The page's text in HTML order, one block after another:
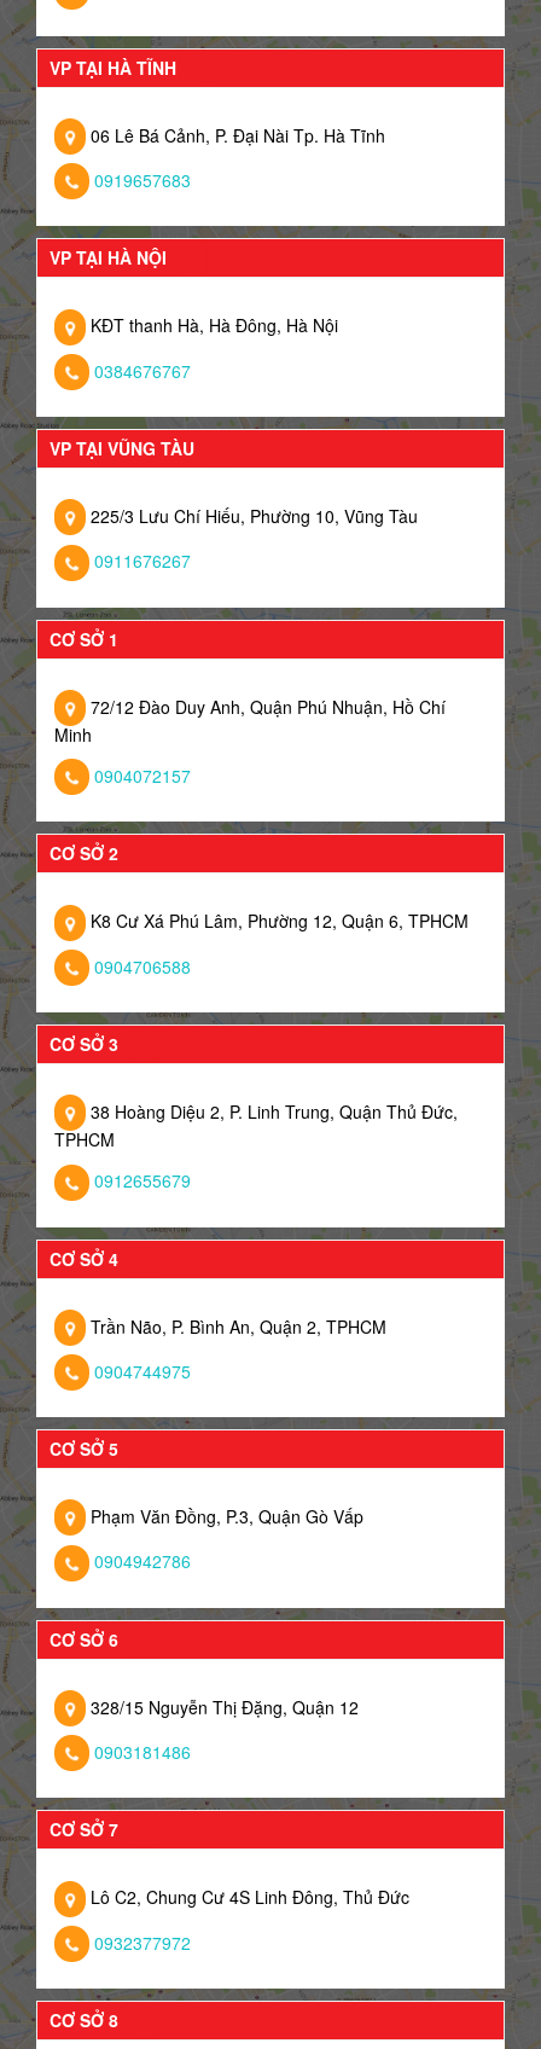
VP TẠI HÀ TĨNH
06 Lê Bá Cảnh, P. Đại Nài Tp. Hà Tĩnh
0919657683
VP TẠI HÀ NỘI
KĐT thanh Hà, Hà Đông, Hà Nội
0384676767
VP TẠI VŨNG TÀU
225/3 Lưu Chí Hiếu, Phường 10, Vũng Tàu
0911676267
CƠ SỞ 1
72/12 Đào Duy Anh, Quận Phú Nhuận, Hồ Chí
Minh
0904072157
CƠ SỞ 2
K8 Cư Xá Phú Lâm, Phường 12, Quận 6, TPHCM
0904706588
CƠ SỞ 3
38 Hoàng Diệu 2, P. Linh Trung, Quận Thủ Đức,
TPHCM
0912655679
CƠ SỞ 4
Trần Não, P. Bình An, Quận 2, TPHCM
0904744975
CƠ SỞ 5
Phạm Văn Đồng, P.3, Quận Gò Vấp
0904942786
CƠ SỞ 6
328/15 Nguyễn Thị Đặng, Quận 12
0903181486
CƠ SỞ 7
Lô C2, Chung Cư 4S Linh Đông, Thủ Đức
0932377972
CƠ SỞ 8